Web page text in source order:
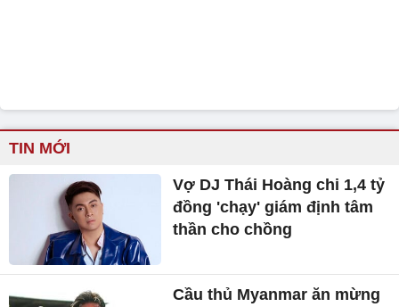
TIN MỚI
Vợ DJ Thái Hoàng chi 1,4 tỷ
đồng 'chạy' giám định tâm
thần cho chồng
Cầu thủ Myanmar ăn mừng